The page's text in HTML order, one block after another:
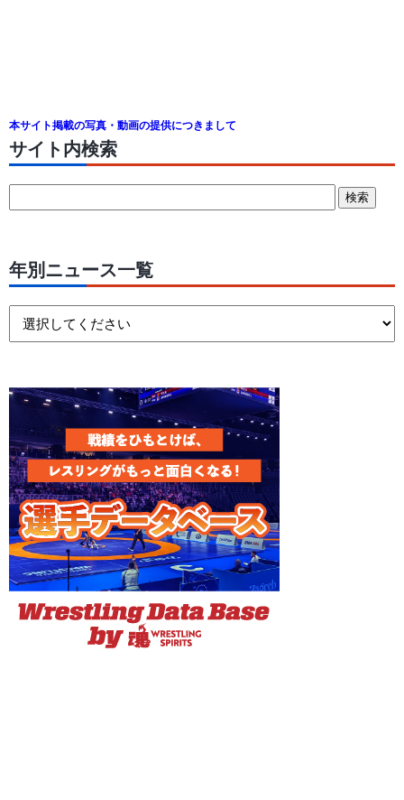
本サイト掲載の写真・動画の提供につきまして
サイト内検索
年別ニュース一覧